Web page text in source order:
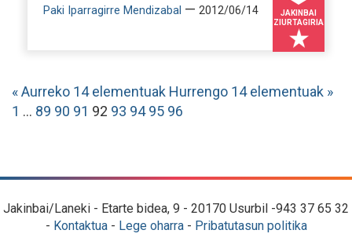
JAKINBAI
ZIURTAGIRIA
Paki Iparragirre Mendizabal — 2012/06/14
« Aurreko 14 elementuak Hurrengo 14 elementuak »
1 ... 89 90 91 92 93 94 95 96
Jakinbai/Laneki - Etarte bidea, 9 - 20170 Usurbil -943 37 65 32
- Kontaktua- Lege oharra- Pribatutasun politika